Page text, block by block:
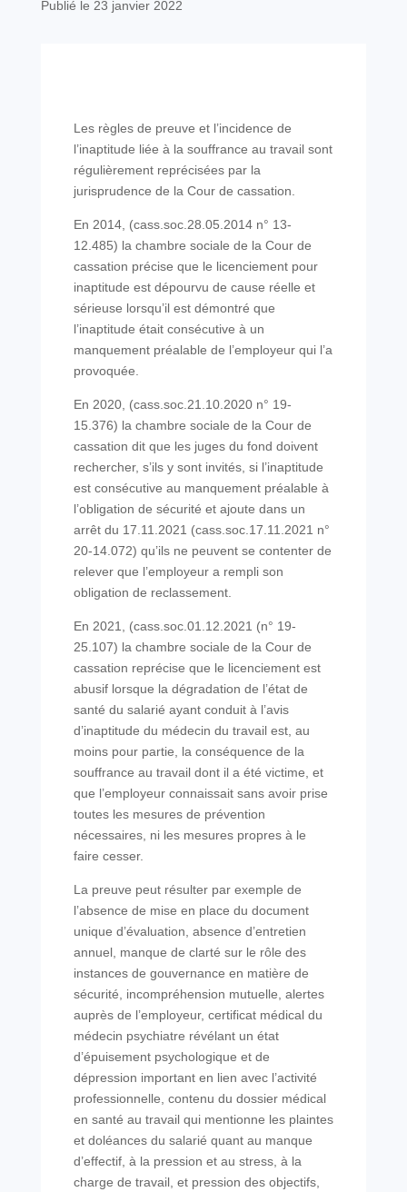
Publié le 23 janvier 2022
Les règles de preuve et l’incidence de
l’inaptitude liée à la souffrance au travail sont
régulièrement reprécisées par la
jurisprudence de la Cour de cassation.
En 2014, (cass.soc.28.05.2014 n° 13-
12.485) la chambre sociale de la Cour de
cassation précise que le licenciement pour
inaptitude est dépourvu de cause réelle et
sérieuse lorsqu’il est démontré que
l’inaptitude était consécutive à un
manquement préalable de l’employeur qui l’a
provoquée.
En 2020, (cass.soc.21.10.2020 n° 19-
15.376) la chambre sociale de la Cour de
cassation dit que les juges du fond doivent
rechercher, s’ils y sont invités, si l’inaptitude
est consécutive au manquement préalable à
l’obligation de sécurité et ajoute dans un
arrêt du 17.11.2021 (cass.soc.17.11.2021 n°
20-14.072) qu’ils ne peuvent se contenter de
relever que l’employeur a rempli son
obligation de reclassement.
En 2021, (cass.soc.01.12.2021 (n° 19-
25.107) la chambre sociale de la Cour de
cassation reprécise que le licenciement est
abusif lorsque la dégradation de l’état de
santé du salarié ayant conduit à l’avis
d’inaptitude du médecin du travail est, au
moins pour partie, la conséquence de la
souffrance au travail dont il a été victime, et
que l’employeur connaissait sans avoir prise
toutes les mesures de prévention
nécessaires, ni les mesures propres à le
faire cesser.
La preuve peut résulter par exemple de
l’absence de mise en place du document
unique d’évaluation, absence d’entretien
annuel, manque de clarté sur le rôle des
instances de gouvernance en matière de
sécurité, incompréhension mutuelle, alertes
auprès de l’employeur, certificat médical du
médecin psychiatre révélant un état
d’épuisement psychologique et de
dépression important en lien avec l’activité
professionnelle, contenu du dossier médical
en santé au travail qui mentionne les plaintes
et doléances du salarié quant au manque
d’effectif, à la pression et au stress, à la
charge de travail, et pression des objectifs,